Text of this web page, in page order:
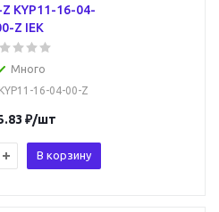
KYP11-16-04-
Z IEK
Много
16-04-00-Z
₽/шт
В корзину